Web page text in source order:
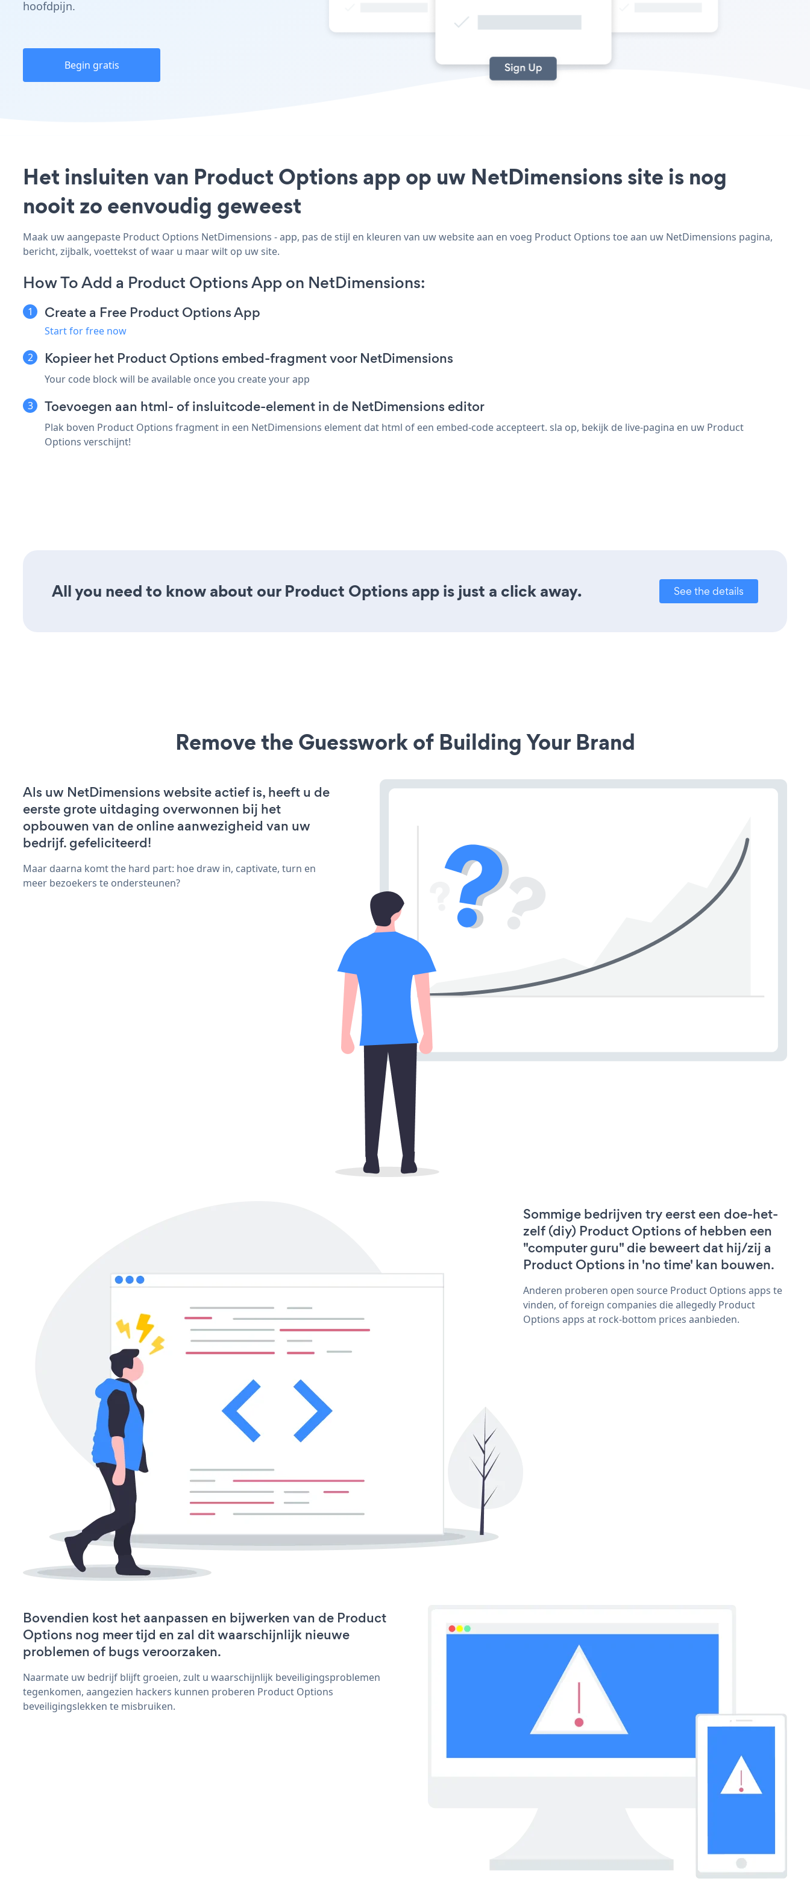
hoofdpijn.
Begin gratis
Het insluiten van Product Options app op uw NetDimensions site is nog
nooit zo eenvoudig geweest
Maak uw aangepaste Product Options NetDimensions - app, pas de stijl en kleuren van uw website aan en voeg Product Options toe aan uw NetDimensions pagina,
bericht, zijbalk, voettekst of waar u maar wilt op uw site.
How To Add a Product Options App on NetDimensions:
Create a Free Product Options App
Start for free now
Kopieer het Product Options embed-fragment voor NetDimensions
Your code block will be available once you create your app
Toevoegen aan html- of insluitcode-element in de NetDimensions editor
Plak boven Product Options fragment in een NetDimensions element dat html of een embed-code accepteert. sla op, bekijk de live-pagina en uw Product
Options verschijnt!
All you need to know about our Product Options app is just a click away. See the details
Remove the Guesswork of Building Your Brand
Als uw NetDimensions website actief is, heeft u de
eerste grote uitdaging overwonnen bij het
opbouwen van de online aanwezigheid van uw
bedrijf. gefeliciteerd!
Maar daarna komt the hard part: hoe draw in, captivate, turn en
meer bezoekers te ondersteunen?
Sommige bedrijven try eerst een doe-het-
zelf (diy) Product Options of hebben een
"computer guru" die beweert dat hij/zij a
Product Options in 'no time' kan bouwen.
Anderen proberen open source Product Options apps te
vinden, of foreign companies die allegedly Product
Options apps at rock-bottom prices aanbieden.
Bovendien kost het aanpassen en bijwerken van de Product
Options nog meer tijd en zal dit waarschijnlijk nieuwe
problemen of bugs veroorzaken.
Naarmate uw bedrijf blijft groeien, zult u waarschijnlijk beveiligingsproblemen
tegenkomen, aangezien hackers kunnen proberen Product Options
beveiligingslekken te misbruiken.